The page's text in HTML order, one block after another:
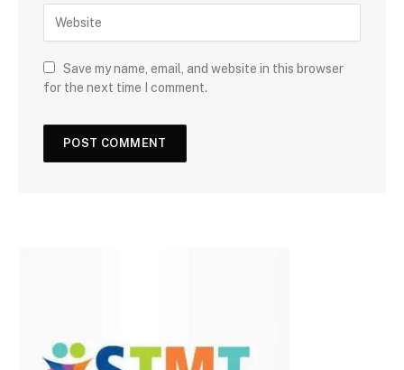
Save my name, email, and website in this browser
for the next time I comment.